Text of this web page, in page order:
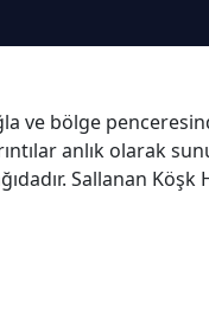
ve bölge
anlık olarak
Sallanan Köşk